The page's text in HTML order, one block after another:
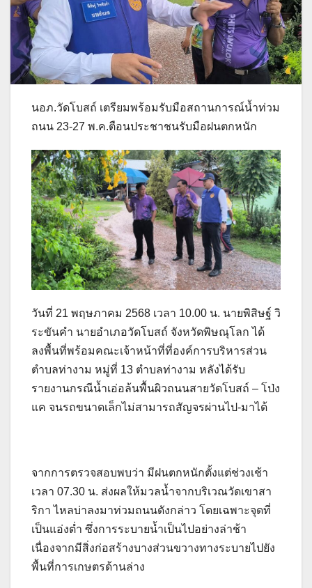
นอภ.วัดโบสถ์ เตรียมพร้อมรับมือสถานการณ์น้ำท่วม
ถนน 23-27 พ.ค.ตือนประชาชนรับมือฝนตกหนัก
วันที่ 21 พฤษภาคม 2568 เวลา 10.00 น. นายพิสิษฐ์ วิ
ระขันคำ นายอำเภอวัดโบสถ์ จังหวัดพิษณุโลก ได้
ลงพื้นที่พร้อมคณะเจ้าหน้าที่ที่องค์การบริหารส่วน
ตำบลท่างาม หมู่ที่ 13 ตำบลท่างาม หลังได้รับ
รายงานกรณีน้ำเอ่อล้นพื้นผิวถนนสายวัดโบสถ์ – โป่ง
แค จนรถขนาดเล็กไม่สามารถสัญจรผ่านไป-มาได้
จากการตรวจสอบพบว่า มีฝนตกหนักตั้งแต่ช่วงเช้า
เวลา 07.30 น. ส่งผลให้มวลน้ำจากบริเวณวัดเขาสา
ริกา ไหลบ่าลงมาท่วมถนนดังกล่าว โดยเฉพาะจุดที่
เป็นแอ่งต่ำ ซึ่งการระบายน้ำเป็นไปอย่างล่าช้า
เนื่องจากมีสิ่งก่อสร้างบางส่วนขวางทางระบายไปยัง
พื้นที่การเกษตรด้านล่าง